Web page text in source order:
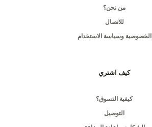
من نحن؟
للاتصال
الخصوصية وسياسة الاستخدام
كيف اشتري
كيفية التسوق؟
التوصيل